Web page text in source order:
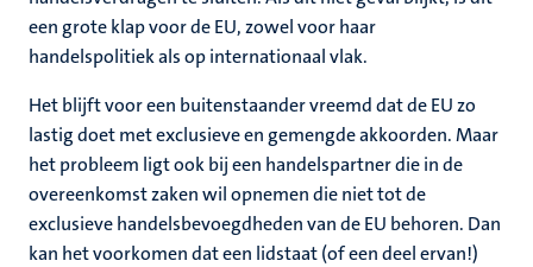
een grote klap voor de EU, zowel voor haar
handelspolitiek als op internationaal vlak.
Het blijft voor een buitenstaander vreemd dat de EU zo
lastig doet met exclusieve en gemengde akkoorden. Maar
het probleem ligt ook bij een handelspartner die in de
overeenkomst zaken wil opnemen die niet tot de
exclusieve handelsbevoegdheden van de EU behoren. Dan
kan het voorkomen dat een lidstaat (of een deel ervan!)